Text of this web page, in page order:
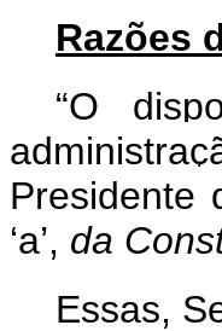
Razões
“O
Presidente
‘a’, da
Essas,